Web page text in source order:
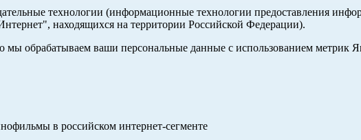
технологии (информационные технологии предоставления
находящихся на территории Российской Федерации).
мы обрабатываем ваши персональные данные с использованием метрик
в российском интернет-сегменте